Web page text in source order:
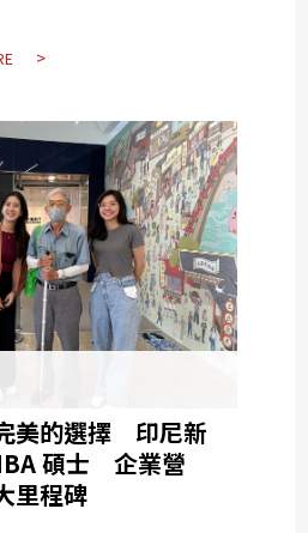
美的選擇 印尼新
碩士 企業營
里程碑